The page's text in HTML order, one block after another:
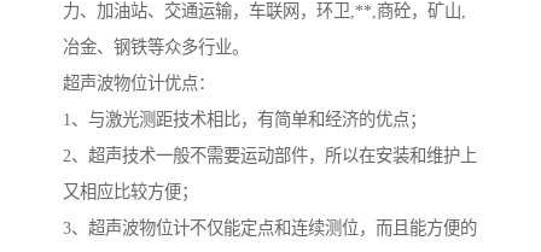
力、加油站、交通运输，车联网，环卫,**,商砼，矿山,
冶金、钢铁等众多行业。
超声波物位计优点：
1、与激光测距技术相比，有简单和经济的优点；
2、超声技术一般不需要运动部件，所以在安装和维护上
又相应比较方便；
3、超声波物位计不仅能定点和连续测位，而且能方便的